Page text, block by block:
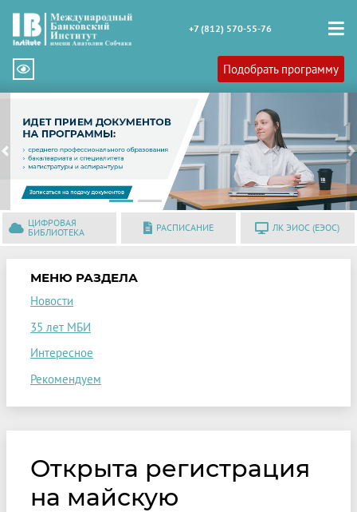
+7 (812) 570-55-76
Подобрать программу
Previous
ЦИФРОВАЯ
БИБЛИОТЕКА
РАСПИСАНИЕ ЛК ЭИОС (ЕЭОС)
МЕНЮ РАЗДЕЛА
Новости
35 лет МБИ
Интересное
Рекомендуем
Открыта регистрация
на майскую